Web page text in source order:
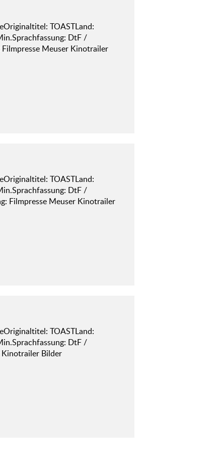
TOASTLand:
DtF /
Meuser Kinotrailer
TOASTLand:
DtF /
Filmpresse Meuser Kinotrailer
TOASTLand:
DtF /
Kinotrailer Bilder